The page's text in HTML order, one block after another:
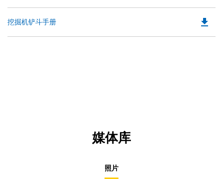
a
挖掘机铲斗手册 file_download
媒体库
照片